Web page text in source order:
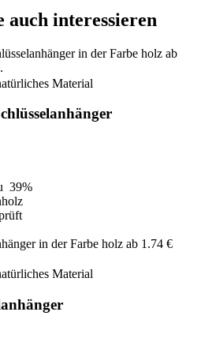
auch interessieren
Material
39%
Material